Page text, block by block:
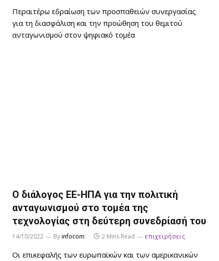
Περαιτέρω εδραίωση των προσπαθειών συνεργασίας
για τη διασφάλιση και την προώθηση του θεμιτού
ανταγωνισμού στον ψηφιακό τομέα
Ο διάλογος ΕΕ-ΗΠΑ για την πολιτική
ανταγωνισμού στο τομέα της
τεχνολογίας στη δεύτερη συνεδρίασή του
14/10/2022 Byinfocom 2 Mins Read επιχειρήσεις
Οι επικεφαλής των ευρωπαϊκών και των αμερικανικών